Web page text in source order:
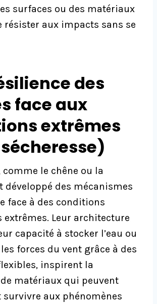
surfaces ou des matériaux
résister aux impacts sans se
des
face aux
extrêmes
comme le chêne ou la
développé des mécanismes
face à des conditions
Leur architecture
capacité à stocker l’eau ou
forces du vent grâce à des
inspirent la
matériaux qui peuvent
survivre aux phénomènes